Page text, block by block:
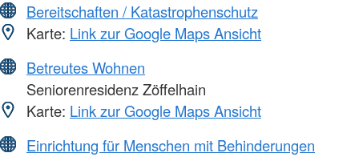
Bereitschaften / Katastrophenschutz
Karte: Link zur Google Maps Ansicht
Betreutes Wohnen
Seniorenresidenz Zöffelhain
Karte: Link zur Google Maps Ansicht
Einrichtung für Menschen mit Behinderungen